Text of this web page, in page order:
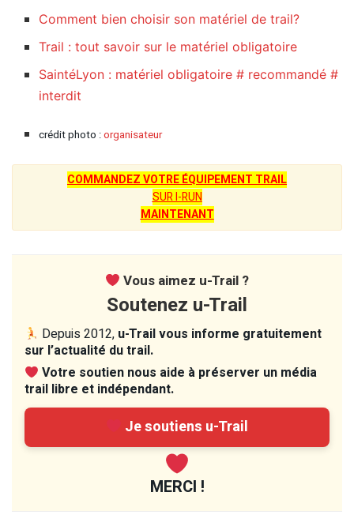
Comment bien choisir son matériel de trail?
Trail : tout savoir sur le matériel obligatoire
SaintéLyon : matériel obligatoire # recommandé #
interdit
crédit photo :organisateur
COMMANDEZ VOTRE ÉQUIPEMENT TRAIL
SUR I-RUN
MAINTENANT
Vous aimez u-Trail ?
Soutenez u-Trail
Depuis 2012, u-Trail vous informe gratuitement
sur l’actualité du trail.
Votre soutien nous aide à préserver un média
trail libre et indépendant.
Je soutiens u-Trail
MERCI !